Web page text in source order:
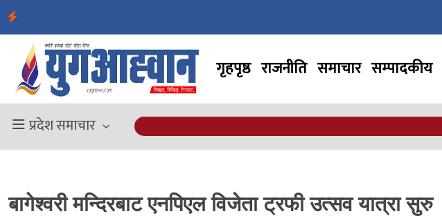
गृहपृष्ठ राजनीति समाचार सम्पादकीय
प्रदेश समाचार
बागेश्वरी मन्दिरबाट एनपिएल विजेता ट्रफी उत्सव यात्रा सुरु